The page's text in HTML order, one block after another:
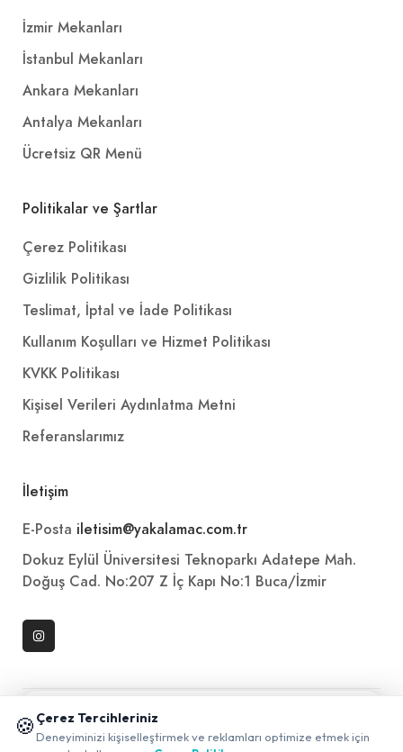
İzmir Mekanları
İstanbul Mekanları
Ankara Mekanları
Antalya Mekanları
Ücretsiz QR Menü
Politikalar ve Şartlar
Çerez Politikası
Gizlilik Politikası
Teslimat, İptal ve İade Politikası
Kullanım Koşulları ve Hizmet Politikası
KVKK Politikası
Kişisel Verileri Aydınlatma Metni
Referanslarımız
İletişim
E-Posta iletisim@yakalamac.com.tr
Dokuz Eylül Üniversitesi Teknoparkı Adatepe Mah.
Doğuş Cad. No:207 Z İç Kapı No:1 Buca/İzmir
🍪 Çerez Tercihleriniz
Deneyiminizi kişiselleştirmek ve reklamları optimize etmek için
📱 Mobil uygulamamızı keşfedin!
✖